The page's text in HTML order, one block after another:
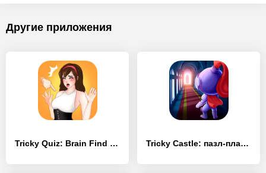
Другие приложения
Tricky Quiz: Brain Find Puzzle - [MOD Много денег] Tricky Castle: пазл-платформер - [MOD Много монет]